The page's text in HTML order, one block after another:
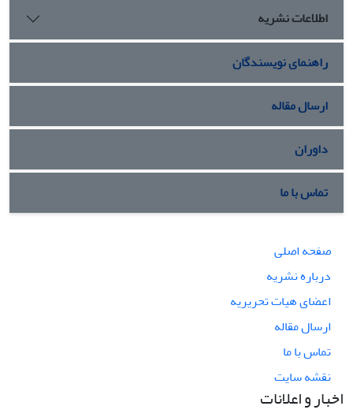
اطلاعات نشریه
راهنمای نویسندگان
ارسال مقاله
داوران
تماس با ما
صفحه اصلی
درباره نشریه
اعضای هیات تحریریه
ارسال مقاله
تماس با ما
نقشه سایت
اخبار و اعلانات